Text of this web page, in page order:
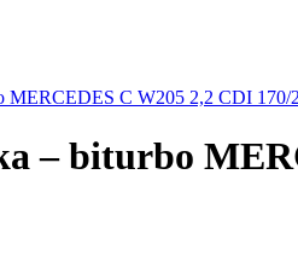
MERCEDES C W205 2,2 CDI
– biturbo